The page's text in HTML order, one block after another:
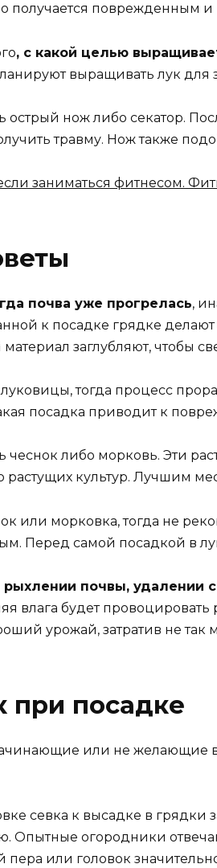
получается поврежденным
, с какой целью
выращивать лук для
нож либо секатор.
травму. Нож также
заниматься фитнесом.
почва уже прогрелась,
к посадке грядке
заглубляют, чтобы
тогда процесс
посадка приводит к
чеснок либо морковь. Эти
культур. Лучшим
или морковка, тогда не
Перед самой посадкой в
рыхлении почвы, удалении
влага будет
урожай, затратив не так
при посадке
или не желающие
севка к высадке в грядки
огородники
пера или головок